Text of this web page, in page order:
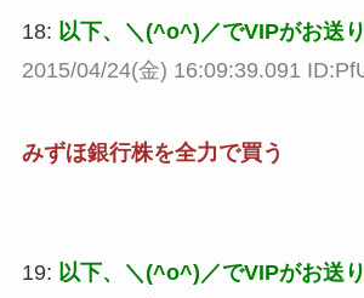
18: 以下、＼(^o^)／でVIPがお送
2015/04/24(金) 16:09:39.091
みずほ銀行株を全力で買う
19: 以下、＼(^o^)／でVIPがお送